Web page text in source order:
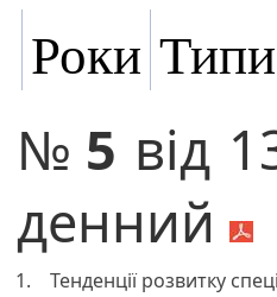
Роки
№ 5 від
денний
1. Тенденції розвитку